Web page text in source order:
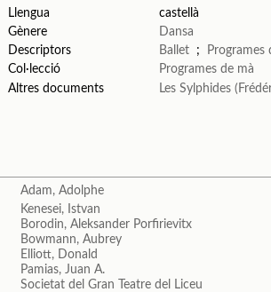
Llengua
castellà
Gènere
Dansa
Descriptors
Ballet ;
Programes
Col·lecció
Programes de mà
Altres documents
Les Sylphides
Adam, Adolphe
Kenesei, Istvan
Borodin, Aleksander Porfirievitx
Bowmann, Aubrey
Elliott, Donald
Pamias, Juan A.
Societat del Gran Teatre del Liceu